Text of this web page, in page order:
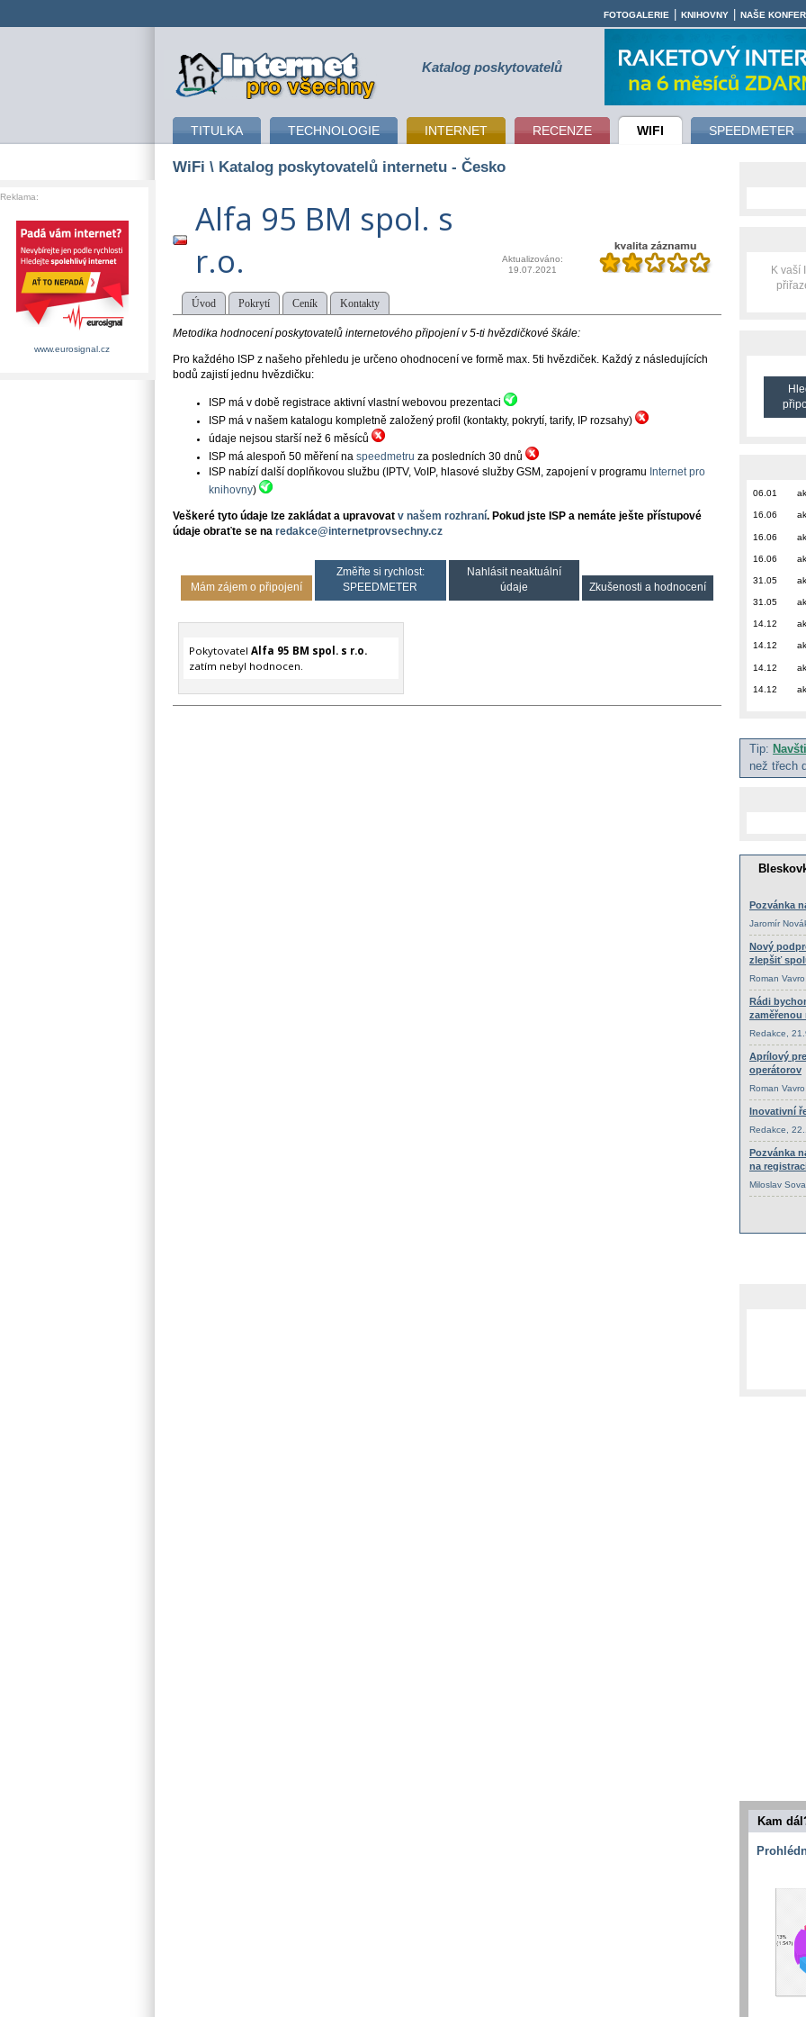
připojení k internetu Katalog poskytovatelů
TITULKA TECHNOLOGIE INTERNET RECENZE WIFI SPEEDMETER
FOTOGALERIE KNIHOVNY NAŠE
WiFi \ Katalog poskytovatelů internetu - Česko
Alfa 95 BM spol. s
r.o.
Aktualizováno:
19.07.2021
Úvod Pokrytí Ceník Kontakty
Metodika hodnocení poskytovatelů internetového připojení v 5-ti hvězdičkové škále:
Pro každého ISP z našeho přehledu je určeno ohodnocení ve formě max. 5ti hvězdiček. Každý z následujících
bodů zajistí jednu hvězdičku:
ISP má v době registrace aktivní vlastní webovou prezentaci
ISP má v našem katalogu kompletně založený profil (kontakty, pokrytí, tarify, IP rozsahy)
údaje nejsou starší než 6 měsíců
ISP má alespoň 50 měření na speedmetru za posledních 30 dnů
ISP nabízí další doplňkovou službu (IPTV, VoIP, hlasové služby GSM, zapojení v programu Internet pro
knihovny)
Veškeré tyto údaje lze zakládat a upravovat v našem rozhraní. Pokud jste ISP a nemáte ješte přístupové
údaje obraťte se na redakce@internetprovsechny.cz
Mám zájem o připojení
Změřte si rychlost:
SPEEDMETER
Nahlásit neaktuální
údaje
Zkušenosti a hodnocení
Pokytovatel Alfa 95 BM spol. s r.o.
zatím nebyl hodnocen.
K vaší
06.01
16.06
16.06
16.06
31.05
31.05
14.12
14.12
14.12
14.12
Tip:
než třech
Kam
Reklama:
www.eurosignal.cz